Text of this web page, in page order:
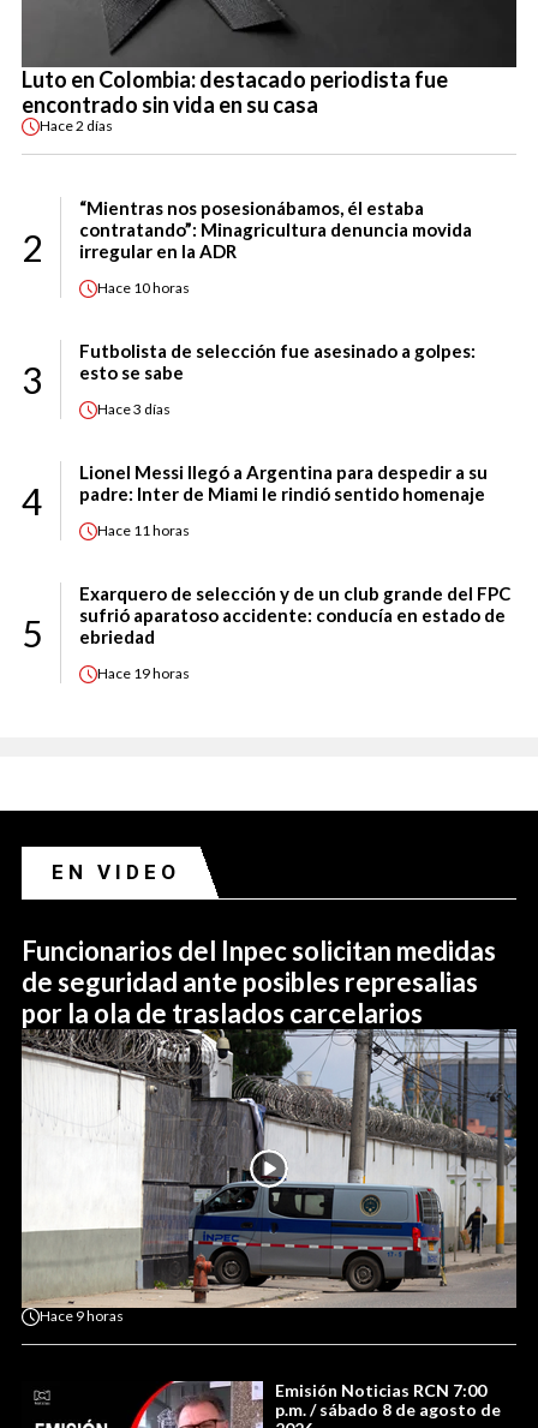
Luto en Colombia: destacado periodista fue
encontrado sin vida en su casa
Hace2 días
2
“Mientras nos posesionábamos, él estaba
contratando”: Minagricultura denuncia movida
irregular en la ADR
Hace 10 horas
3
Futbolista de selección fue asesinado a golpes:
esto se sabe
Hace3 días
4
Lionel Messi llegó a Argentina para despedir a su
padre: Inter de Miami le rindió sentido homenaje
Hace 11 horas
5
Exarquero de selección y de un club grande del FPC
sufrió aparatoso accidente: conducía en estado de
ebriedad
Hace 19 horas
EN VIDEO
Funcionarios del Inpec solicitan medidas
de seguridad ante posibles represalias
por la ola de traslados carcelarios
Hace 9 horas
Emisión Noticias RCN 7:00
p.m. / sábado 8 de agosto de